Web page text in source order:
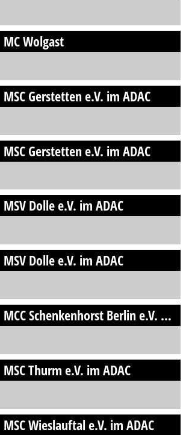
MC Wolgast
MSC Gerstetten e.V. im ADAC
MSC Gerstetten e.V. im ADAC
MSV Dolle e.V. im ADAC
MSV Dolle e.V. im ADAC
MCC Schenkenhorst Berlin e.V. Ortsclub im ADAC
MSC Thurm e.V. im ADAC
MSC Wieslauftal e.V. im ADAC